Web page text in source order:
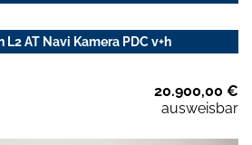
AT Navi Kamera PDC v+h
20.900,00 €
ausweisbar